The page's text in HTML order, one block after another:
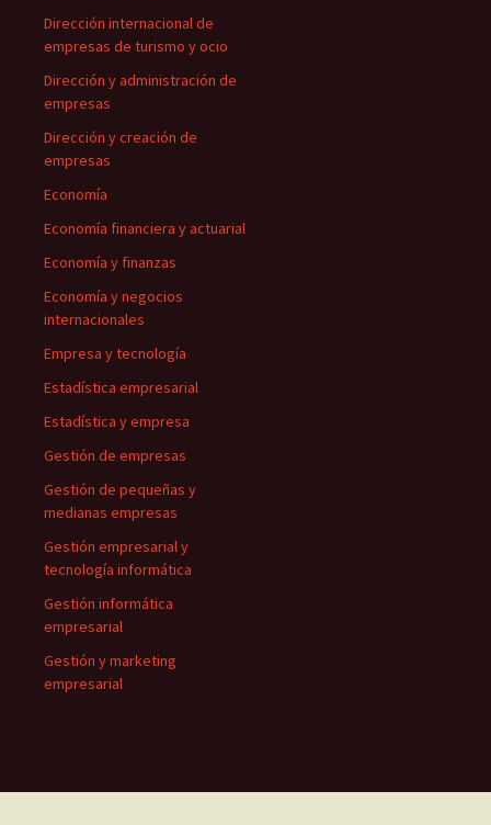
Dirección internacional de
empresas de turismo y ocio
Dirección y administración de
empresas
Dirección y creación de
empresas
Economía
Economía financiera y actuarial
Economía y finanzas
Economía y negocios
internacionales
Empresa y tecnología
Estadística empresarial
Estadística y empresa
Gestión de empresas
Gestión de pequeñas y
medianas empresas
Gestión empresarial y
tecnología informática
Gestión informática
empresarial
Gestión y marketing
empresarial